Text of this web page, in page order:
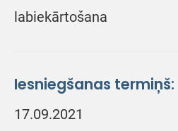
labiekārtošana
Iesniegšanas termiņš:
17.09.2021